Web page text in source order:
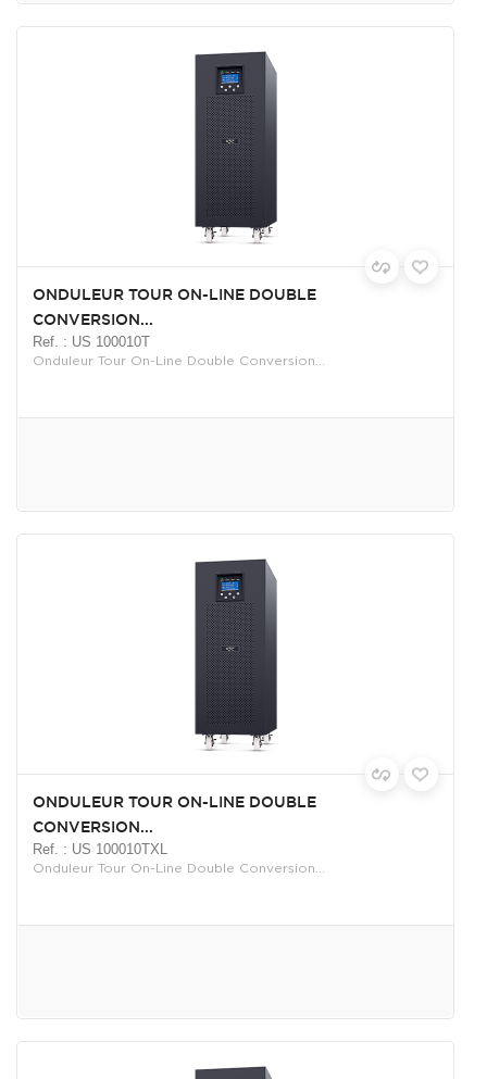
ONDULEUR TOUR ON-LINE DOUBLE
CONVERSION...
Ref. : US 100010T
Onduleur Tour On-Line Double Conversion...
ONDULEUR TOUR ON-LINE DOUBLE
CONVERSION...
Ref. : US 100010TXL
Onduleur Tour On-Line Double Conversion...